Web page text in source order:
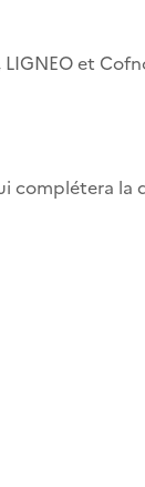
et
complétera la